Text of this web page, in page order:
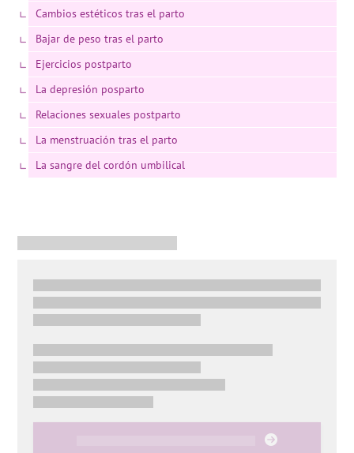
Cambios estéticos tras el parto
Bajar de peso tras el parto
Ejercicios postparto
La depresión posparto
Relaciones sexuales postparto
La menstruación tras el parto
La sangre del cordón umbilical